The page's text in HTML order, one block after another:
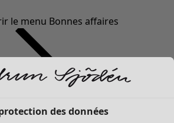
le menu Bonnes affaires
des données